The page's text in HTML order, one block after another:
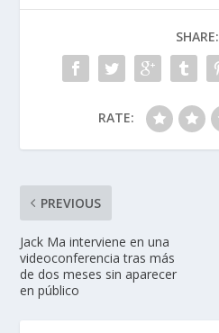
SHARE:
RATE:
PREVIOUS
Jack Ma interviene en una
videoconferencia tras más
de dos meses sin aparecer
en público